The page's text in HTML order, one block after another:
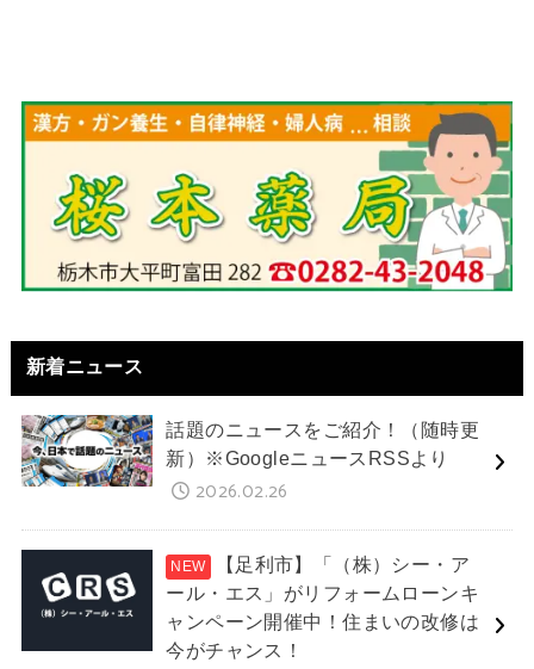
新着ニュース
話題のニュースをご紹介！（随時更
新）※GoogleニュースRSSより
2026.02.26
【足利市】「（株）シー・ア
ール・エス」がリフォームローンキ
ャンペーン開催中！住まいの改修は
今がチャンス！